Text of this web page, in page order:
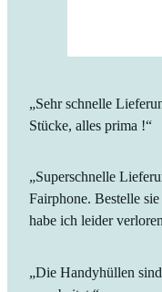
„Sehr schnelle
Stücke, alles prima !“
„Superschnelle
Fairphone. Bestelle
habe ich leider
„Die Handyhüllen